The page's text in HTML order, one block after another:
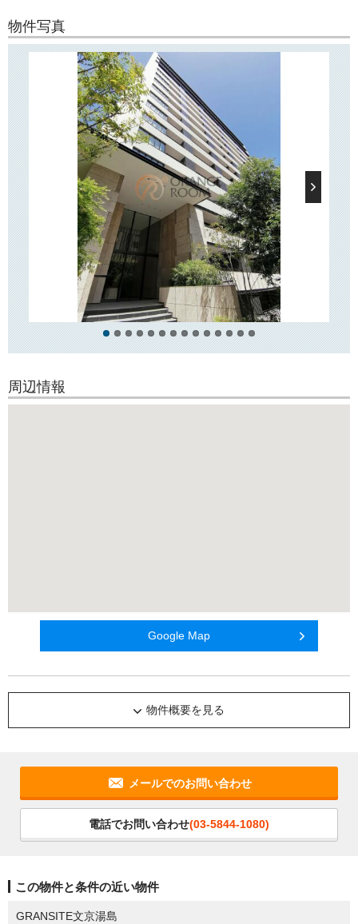
近隣にはディスカウントストア「ドン･キホーテ」やスーパー「業務スー
パー」がございますほか、少し足を延ばせば、様々なお店が軒を連ねる
「アメヤ横丁（通称：アメ横）」などもございます！
物件写真
周辺情報
Google Map
物件概要を見る
メールでのお問い合わせ
電話でお問い合わせ(03-5844-1080)
この物件と条件の近い物件
GRANSITE文京湯島